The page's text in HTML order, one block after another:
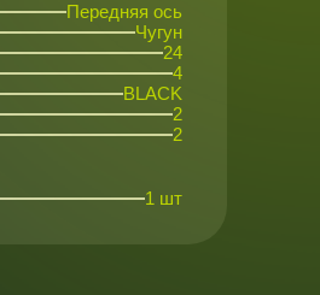
Передняя ось
Чугун
24
4
BLACK
2
2
1 шт